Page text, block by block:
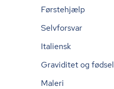
Førstehjælp
Selvforsvar
Italiensk
Graviditet og fødsel
Maleri